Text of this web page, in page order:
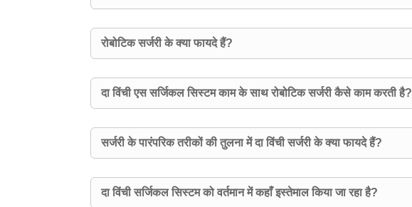
रोबोटिक सर्जरी के क्या फायदे हैं?
दा विंची एस सर्जिकल सिस्टम काम के साथ रोबोटिक सर्जरी कैसे काम करती है?
सर्जरी के पारंपरिक तरीकों की तुलना में दा विंची सर्जरी के क्या फायदे हैं?
दा विंची सर्जिकल सिस्टम को वर्तमान में कहाँ इस्तेमाल किया जा रहा है?